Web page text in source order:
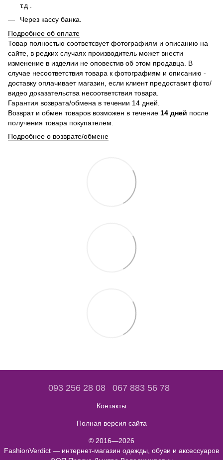
т.д .
Через кассу банка.
Подробнее об оплате
Товар полностью соответсвует фотографиям и описанию на
сайте, в редких случаях производитель может внести
изменение в изделии не оповестив об этом продавца. В
случае несоответствия товара к фотографиям и описанию -
доставку оплачивает магазин, если клиент предоставит фото/
видео доказательства несоответствия товара.
Гарантия возврата/обмена в течении 14 дней.
Возврат и обмен товаров возможен в течение 14 дней после
получения товара покупателем.
Подробнее о возврате/обмене
093 256 28 08 067 883 56 78
Контакты
Полная версия сайта
© 2016—2026
FashionVerdict — интернет-магазин одежды, обуви и аксессуаров